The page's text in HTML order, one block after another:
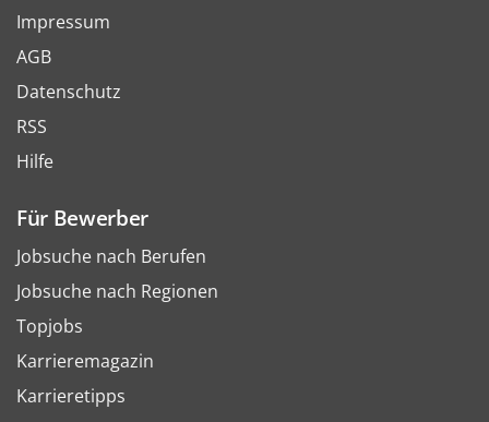
Impressum
AGB
Datenschutz
RSS
Hilfe
Für Bewerber
Jobsuche nach Berufen
Jobsuche nach Regionen
Topjobs
Karrieremagazin
Karrieretipps